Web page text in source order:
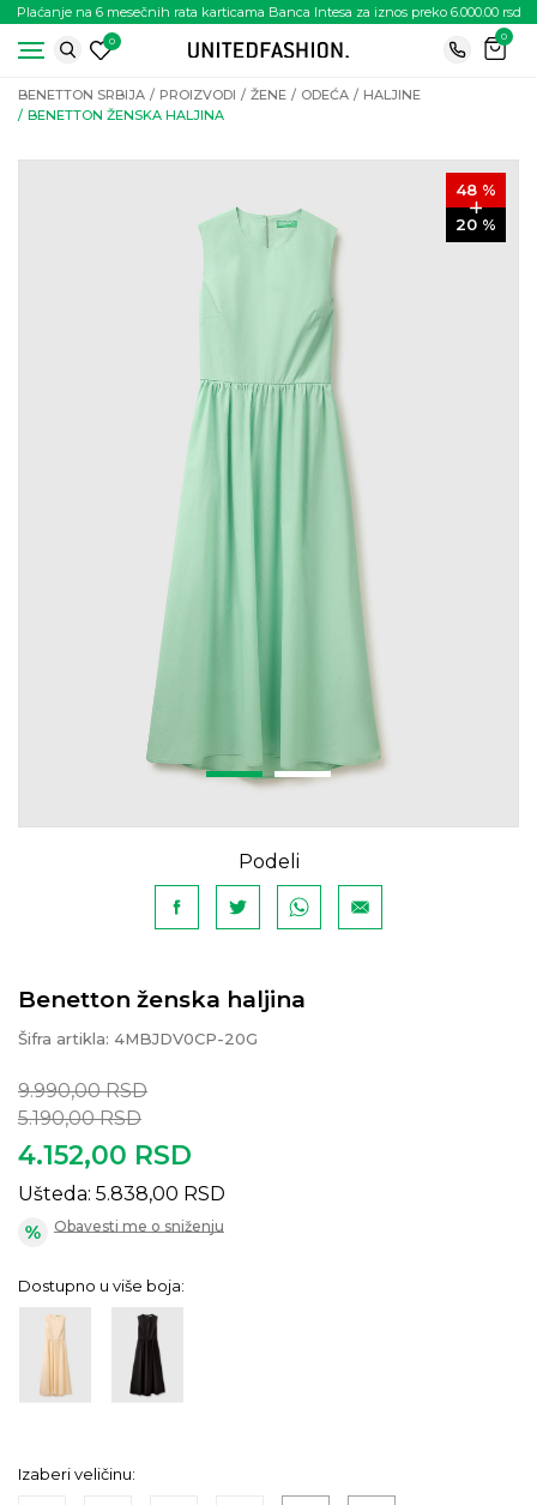
Plaćanje na 6 mesečnih rata karticama Banca Intesa za iznos preko 6.000.00 rsd
0
0
BENETTON SRBIJA PROIZVODI ŽENE ODEĆA
HALJINE
BENETTON ŽENSKA HALJINA
48 %
20 %
Podeli
Benetton ženska haljina
Šifra artikla: 4MBJDV0CP-20G
9.990,00 RSD
5.190,00 RSD
4.152,00 RSD
Ušteda: 5.838,00 RSD
Obavesti me o sniženju
Dostupno u više boja:
Izaberi veličinu: